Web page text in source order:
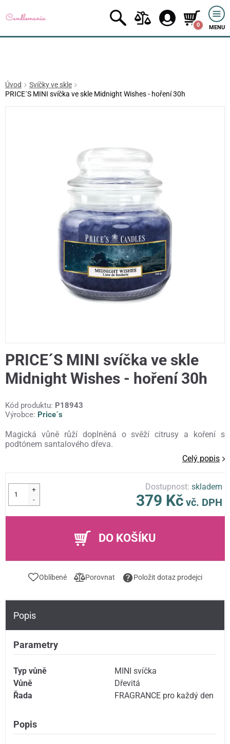
0 MENU
Úvod
Svíčky ve skle
PRICE´S MINI svíčka ve skle Midnight Wishes - hoření 30h
PRICE´S MINI svíčka ve skle
Midnight Wishes - hoření 30h
Kód produktu: P18943
Výrobce: Price´s
Magická vůně růží doplněná o svěží citrusy a koření s
podtónem santalového dřeva.
Celý popis
+
-
Dostupnost:skladem
379 Kč vč. DPH
DO KOŠÍKU
Oblíbené Porovnat Položit dotaz prodejci
Popis
Parametry
Typ vůně
MINI svíčka
Vůně
Dřevitá
Řada
FRAGRANCE pro každý den
Popis